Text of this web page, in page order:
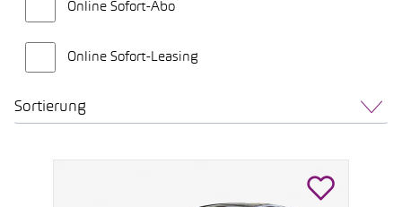
Online Sofort-Abo
Online Sofort-Leasing
Sortierung